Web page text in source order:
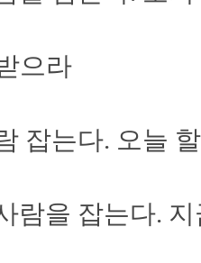
으라
잡는다. 오늘
람을 잡는다.